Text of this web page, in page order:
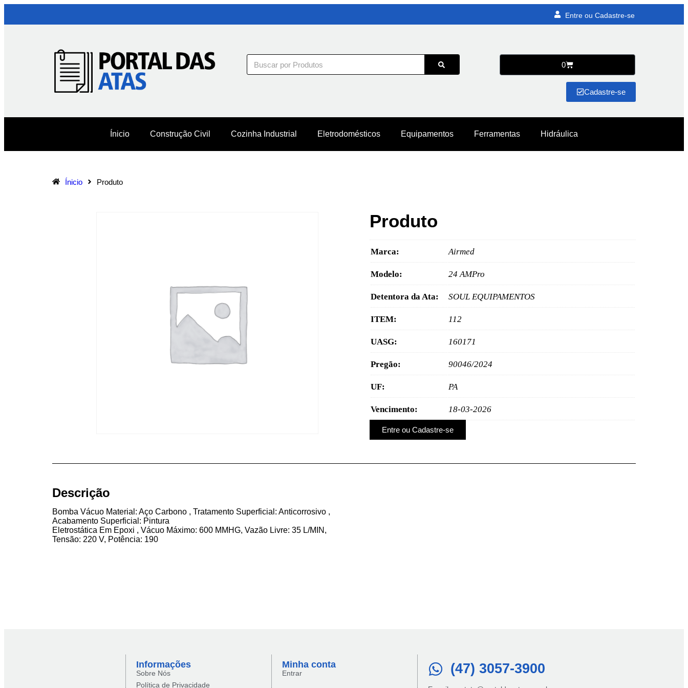
Entre ou Cadastre-se
0
Cadastre-se
Ínicio Construção Civil Cozinha Industrial Eletrodomésticos Equipamentos Ferramentas Hidráulica
Ínicio Produto
Produto
Marca: Airmed
Modelo: 24 AMPro
Detentora da Ata: SOUL EQUIPAMENTOS
ITEM: 112
UASG: 160171
Pregão: 90046/2024
UF: PA
Vencimento: 18-03-2026
Entre ou Cadastre-se
Descrição
Bomba Vácuo Material: Aço Carbono , Tratamento Superficial: Anticorrosivo ,
Acabamento Superficial: Pintura
Eletrostática Em Epoxi , Vácuo Máximo: 600 MMHG, Vazão Livre: 35 L/MIN,
Tensão: 220 V, Potência: 190
Informações
Sobre Nós
Política de Privacidade
Minha conta​
Entrar (47) 3057-3900